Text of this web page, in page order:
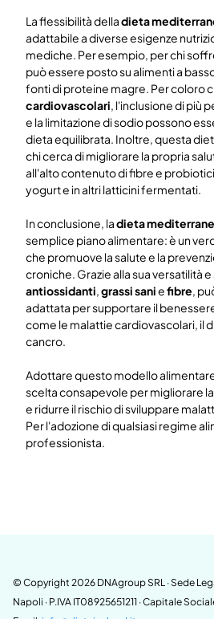
La flessibilità delladieta
adattabile a diverse esigenze
mediche. Per esempio, per chi
può essere posto su alimenti a
fonti di proteine magre. Per coloro
cardiovascolari, l'inclusione di più
e la limitazione di sodio possono
dieta equilibrata. Inoltre, questa
chi cerca di migliorare la propria
all'alto contenuto di fibre e
yogurt e in altri latticini fermentati.
In conclusione, ladieta
semplice piano alimentare: è un
che promuove la salute e la
croniche. Grazie alla sua versatilità
antiossidanti,grassi saniefibre,
adattata per supportare il
come le malattie cardiovascolari, il
cancro.
Adottare questo modello
scelta consapevole per migliorare
e ridurre il rischio di sviluppare
Per l'adozione di qualsiasi regime
professionista.
© Copyright 2026 DNAgroup SRL · Sede
Napoli · P.IVA IT08925651211 · Capitale